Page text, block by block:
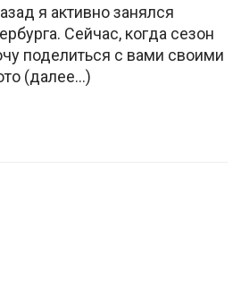
я активно занялся
Сейчас, когда сезон
поделиться с вами своими
(далее…)